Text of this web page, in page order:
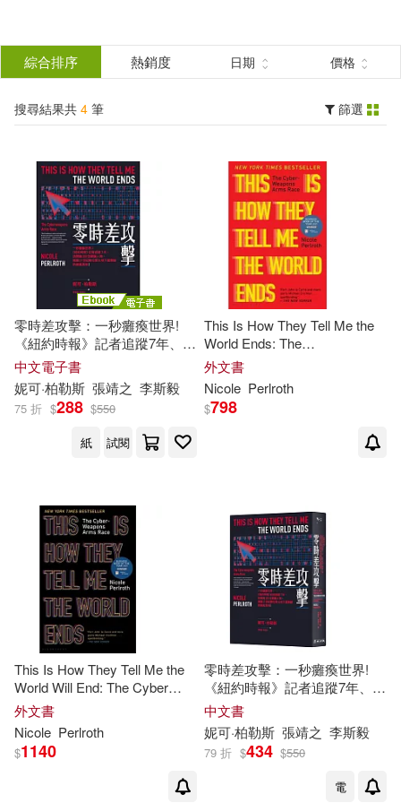
結
分類 (單選)
所有商品(4) 圖書(3)
電子書(1)
(可複選)
Nicole(2) Perlroth(2)
妮可·柏勒斯(2)
Ingram(2)
配送方式 (可複選)
可超商取貨(3) 可海外宅配(3)
綜合排序 熱銷度 日期 價格
搜尋結果共 4 筆 篩選
零時差攻擊：一秒癱瘓世界!
《紐約時報》記者追蹤7年、訪
問逾300位關鍵人物，揭露21
世紀數位軍火地下產業鏈的暗
黑真相 (電子書)
中文電子書
妮可·柏勒斯 張靖之 李斯毅
75 折 $288 $550
紙
試閱
This Is How They Tell Me the
World Ends: The
Cyberweapons Arms Race
外文書
Nicole Perlroth
$798
This Is How They Tell Me the
World Will End: The Cyber
Weapons Arms Race
外文書
Nicole Perlroth
$1140
零時差攻擊：一秒癱瘓世界!
《紐約時報》記者追蹤7年、訪
問逾300位關鍵人物，揭露21
世紀數位軍火地下產業鏈的暗
黑真相
中文書
妮可·柏勒斯 張靖之 李斯毅
79 折 $434 $550
電